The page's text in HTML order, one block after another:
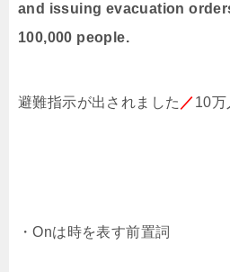
and issuing evacuation
100,000 people.
避難指示が出されました ／10万
・Onは時を表す前置詞